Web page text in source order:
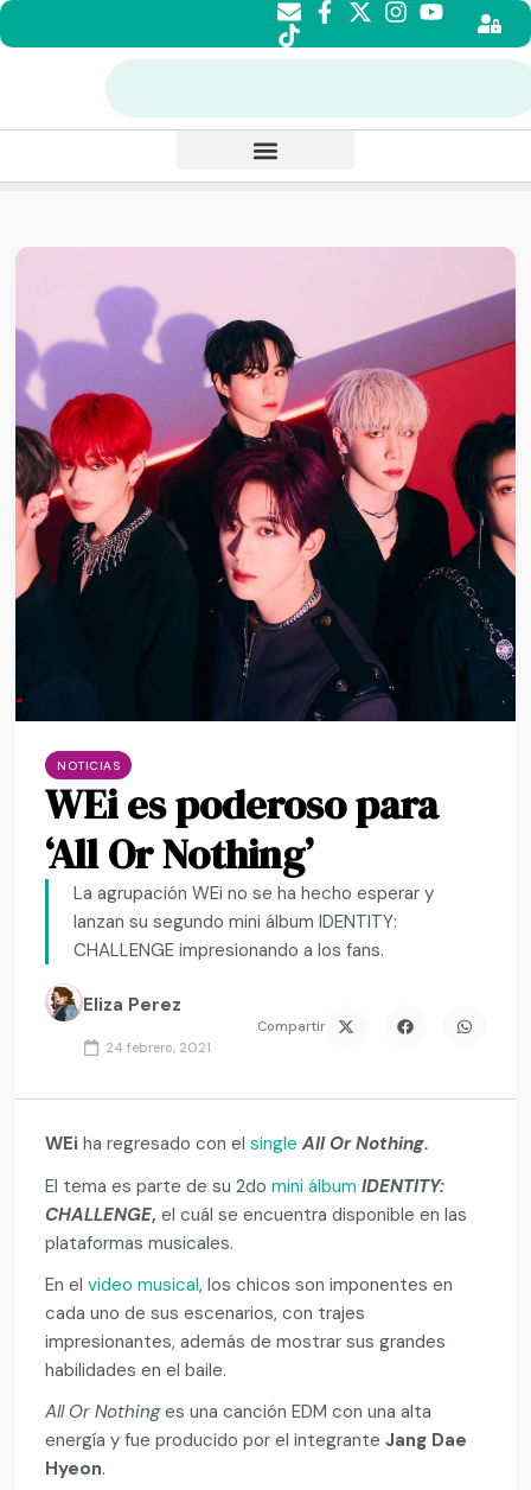
NOTICIAS
WEi es poderoso para
‘All Or Nothing’
La agrupación WEi no se ha hecho esperar y
lanzan su segundo mini álbum IDENTITY:
CHALLENGE impresionando a los fans.
Eliza Perez
24 febrero, 2021
Compartir
WEi ha regresado con elsingle All Or Nothing.
El tema es parte de su 2domini álbum IDENTITY:
CHALLENGE, el cuál se encuentra disponible en las
plataformas musicales.
En elvideo musical, los chicos son imponentes en
cada uno de sus escenarios, con trajes
impresionantes, además de mostrar sus grandes
habilidades en el baile.
All Or Nothinges una canción EDM con una alta
energía y fue producido por el integranteJang Dae
Hyeon.